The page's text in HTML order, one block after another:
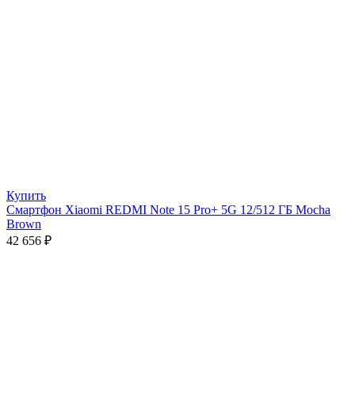
Купить
Смартфон Xiaomi REDMI Note 15 Pro+ 5G 12/512 ГБ Mocha
Brown
42 656 ₽